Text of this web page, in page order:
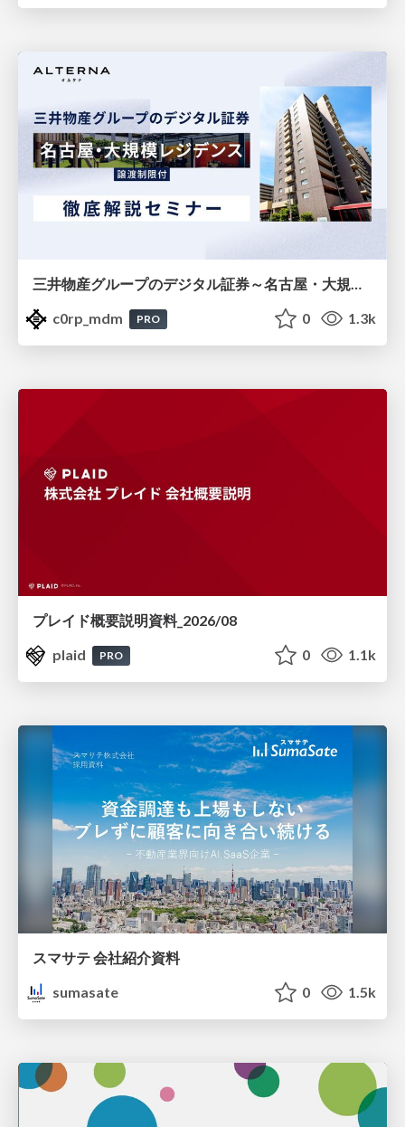
三井物産グループのデジタル証券～名古屋・大規模レジデンス～徹底解説セミナー
c0rp_mdm
PRO 0 1.3k
プレイド概要説明資料_2026/08
plaid
PRO 0 1.1k
スマサテ 会社紹介資料
sumasate
0 1.5k